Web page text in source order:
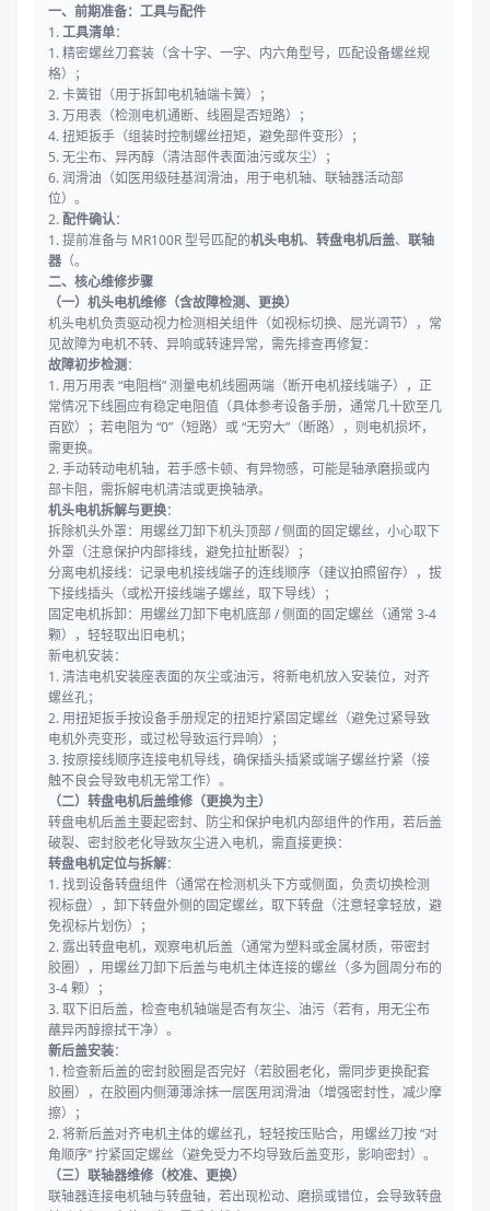
一、前期准备：工具与配件
1.工具清单：
1. 精密螺丝刀套装（含十字、一字、内六角型号，匹配设备螺丝规
格）；
2. 卡簧钳（用于拆卸电机轴端卡簧）；
3. 万用表（检测电机通断、线圈是否短路）；
4. 扭矩扳手（组装时控制螺丝扭矩，避免部件变形）；
5. 无尘布、异丙醇（清洁部件表面油污或灰尘）；
6. 润滑油（如医用级硅基润滑油，用于电机轴、联轴器活动部
位）。
2.配件确认：
1. 提前准备与 MR100R 型号匹配的机头电机、 转盘电机后盖、 联轴
器 （。
二、核心维修步骤
（一）机头电机维修（含故障检测、更换）
机头电机负责驱动视力检测相关组件（如视标切换、屈光调节），常
见故障为电机不转、异响或转速异常，需先排查再修复：
故障初步检测 ：
1. 用万用表 “电阻档” 测量电机线圈两端（断开电机接线端子），正
常情况下线圈应有稳定电阻值（具体参考设备手册，通常几十欧至几
百欧）；若电阻为 “0”（短路）或 “无穷大”（断路），则电机损坏，
需更换。
2. 手动转动电机轴，若手感卡顿、有异物感，可能是轴承磨损或内
部卡阻，需拆解电机清洁或更换轴承。
机头电机拆解与更换：
拆除机头外罩：用螺丝刀卸下机头顶部 / 侧面的固定螺丝，小心取下
外罩（注意保护内部排线，避免拉扯断裂）；
分离电机接线：记录电机接线端子的连线顺序（建议拍照留存），拔
下接线插头（或松开接线端子螺丝，取下导线）；
固定电机拆卸：用螺丝刀卸下电机底部 / 侧面的固定螺丝（通常 3-4
颗），轻轻取出旧电机；
新电机安装：
1. 清洁电机安装座表面的灰尘或油污，将新电机放入安装位，对齐
螺丝孔；
2. 用扭矩扳手按设备手册规定的扭矩拧紧固定螺丝（避免过紧导致
电机外壳变形，或过松导致运行异响）；
3. 按原接线顺序连接电机导线，确保插头插紧或端子螺丝拧紧（接
触不良会导致电机无常工作）。
（二）转盘电机后盖维修（更换为主）
转盘电机后盖主要起密封、防尘和保护电机内部组件的作用，若后盖
破裂、密封胶老化导致灰尘进入电机，需直接更换：
转盘电机定位与拆解：
1. 找到设备转盘组件（通常在检测机头下方或侧面，负责切换检测
视标盘），卸下转盘外侧的固定螺丝，取下转盘（注意轻拿轻放，避
免视标片划伤）；
2. 露出转盘电机，观察电机后盖（通常为塑料或金属材质，带密封
胶圈），用螺丝刀卸下后盖与电机主体连接的螺丝（多为圆周分布的
3-4 颗）；
3. 取下旧后盖，检查电机轴端是否有灰尘、油污（若有，用无尘布
蘸异丙醇擦拭干净）。
新后盖安装：
1. 检查新后盖的密封胶圈是否完好（若胶圈老化，需同步更换配套
胶圈），在胶圈内侧薄薄涂抹一层医用润滑油（增强密封性，减少摩
擦）；
2. 将新后盖对齐电机主体的螺丝孔，轻轻按压贴合，用螺丝刀按 “对
角顺序” 拧紧固定螺丝（避免受力不均导致后盖变形，影响密封）。
（三）联轴器维修（校准、更换）
联轴器连接电机轴与转盘轴，若出现松动、磨损或错位，会导致转盘